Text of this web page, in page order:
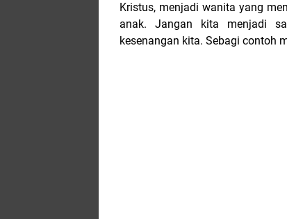
Kristus, menjadi wanita yang
anak. Jangan kita menjadi
kesenangan kita. Sebagi contoh